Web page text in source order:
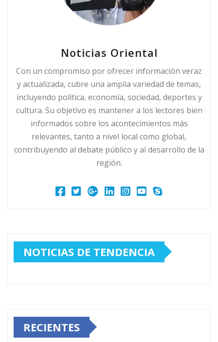
Noticias Oriental
Con un compromiso por ofrecer información veraz
y actualizada, cubre una amplia variedad de temas,
incluyendo política, economía, sociedad, deportes y
cultura. Su objetivo es mantener a los lectores bien
informados sobre los acontecimientos más
relevantes, tanto a nivel local como global,
contribuyendo al debate público y al desarrollo de la
región.
NOTICIAS DE TENDENCIA
RECIENTES